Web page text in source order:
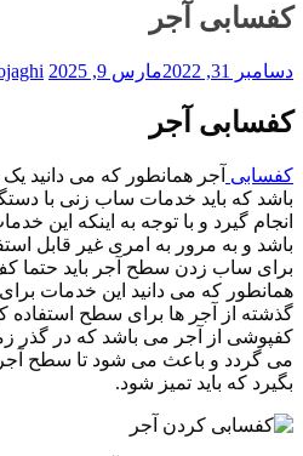
کفسابی آجر
دسامبر 31, 2022 مارس 9, 2025
کفسابی آجر
کفسابی آجر همانطور که می دانید
باشد که باید خدمات ساب زنی با
انجام گیرد و با توجه به اینکه این
باشد و به مرور به امری غیر قابل
برای ساب زدن سطح آجر باید حتما
همانطور که می دانید این خدمات
گذشته از آجر ها برای سطح
کفپوشی از آجر می باشد که در گذر
می گردد و باعث می شود تا سطح آجر
بگیرد که باید تمیز شود.